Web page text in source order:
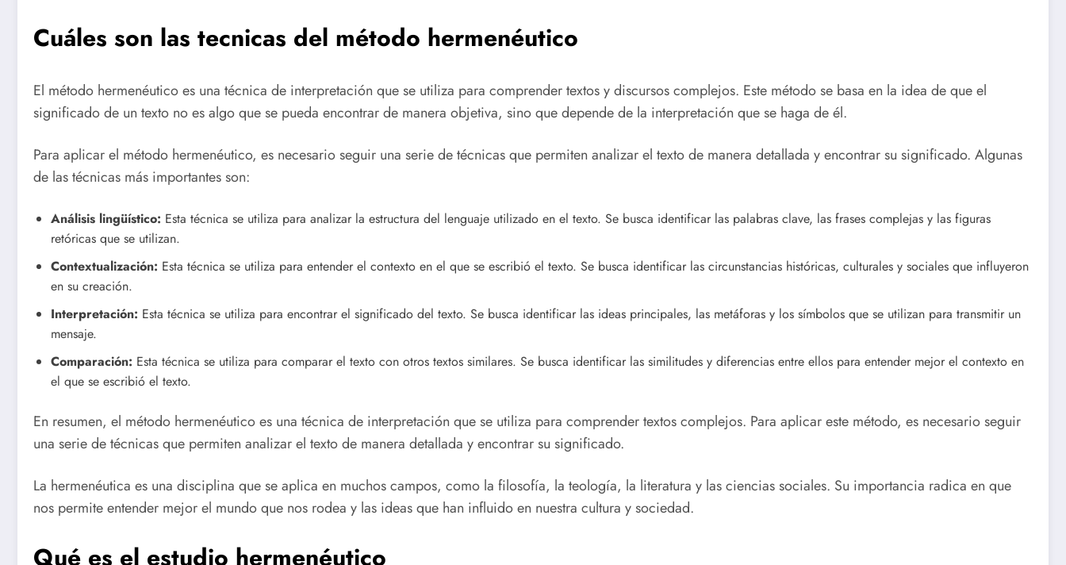
Cuáles son las tecnicas del método hermenéutico
El método hermenéutico es una técnica de interpretación que se utiliza para comprender textos y discursos complejos. Este método se basa en la idea de que el
significado de un texto no es algo que se pueda encontrar de manera objetiva, sino que depende de la interpretación que se haga de él.
Para aplicar el método hermenéutico, es necesario seguir una serie de técnicas que permiten analizar el texto de manera detallada y encontrar su significado. Algunas
de las técnicas más importantes son:
Análisis lingüístico: Esta técnica se utiliza para analizar la estructura del lenguaje utilizado en el texto. Se busca identificar las palabras clave, las frases complejas y las figuras
retóricas que se utilizan.
Contextualización: Esta técnica se utiliza para entender el contexto en el que se escribió el texto. Se busca identificar las circunstancias históricas, culturales y sociales que influyeron
en su creación.
Interpretación: Esta técnica se utiliza para encontrar el significado del texto. Se busca identificar las ideas principales, las metáforas y los símbolos que se utilizan para transmitir un
mensaje.
Comparación: Esta técnica se utiliza para comparar el texto con otros textos similares. Se busca identificar las similitudes y diferencias entre ellos para entender mejor el contexto en
el que se escribió el texto.
En resumen, el método hermenéutico es una técnica de interpretación que se utiliza para comprender textos complejos. Para aplicar este método, es necesario seguir
una serie de técnicas que permiten analizar el texto de manera detallada y encontrar su significado.
La hermenéutica es una disciplina que se aplica en muchos campos, como la filosofía, la teología, la literatura y las ciencias sociales. Su importancia radica en que
nos permite entender mejor el mundo que nos rodea y las ideas que han influido en nuestra cultura y sociedad.
Qué es el estudio hermenéutico